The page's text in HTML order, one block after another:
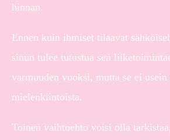
hinnan.
Ennen kuin ihmiset tilaavat
sinun tulee tutustua sen
varmuuden vuoksi, mutta se ei
mielenkiintoista.
Toinen vaihtoehto voisi olla